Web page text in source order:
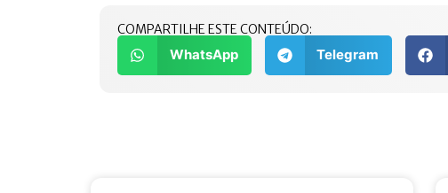
COMPARTILHE ESTE CONTEÚDO:
WhatsApp Telegram